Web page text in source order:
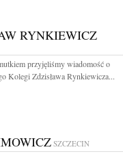
RYNKIEWICZ
przyjęliśmy wiadomość o
Kolegi Zdzisława Rynkiewicza...
SZCZECIN